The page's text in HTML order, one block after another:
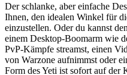
Der schlanke, aber einfache
Ihnen, den idealen Winkel für
einzustellen. Oder du kannst
einem Desktop-Boomarm wie
PvP-Kämpfe streamst, einen
von Warzone aufnimmst oder
Form des Yeti ist sofort auf der